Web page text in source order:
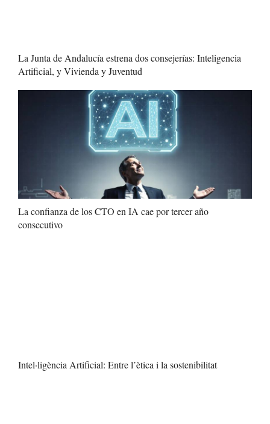
La Junta de Andalucía estrena dos consejerías: Inteligencia
Artificial, y Vivienda y Juventud
La confianza de los CTO en IA cae por tercer año
consecutivo
Intel·ligència Artificial: Entre l’ètica i la sostenibilitat